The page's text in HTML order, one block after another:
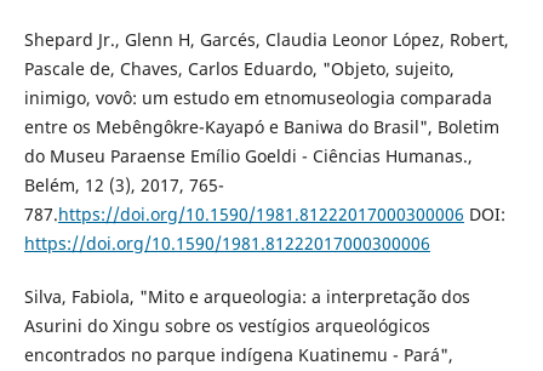
Shepard Jr., Glenn H, Garcés, Claudia Leonor López, Robert,
Pascale de, Chaves, Carlos Eduardo, "Objeto, sujeito,
inimigo, vovô: um estudo em etnomuseologia comparada
entre os Mebêngôkre-Kayapó e Baniwa do Brasil", Boletim
do Museu Paraense Emílio Goeldi - Ciências Humanas.,
Belém, 12 (3), 2017, 765-
787.https://doi.org/10.1590/1981.81222017000300006 DOI:
https://doi.org/10.1590/1981.81222017000300006
Silva, Fabiola, "Mito e arqueologia: a interpretação dos
Asurini do Xingu sobre os vestígios arqueológicos
encontrados no parque indígena Kuatinemu - Pará",